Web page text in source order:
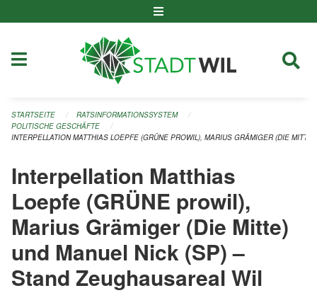
STARTSEITE
RATSINFORMATIONSSYSTEM
POLITISCHE GESCHÄFTE
INTERPELLATION MATTHIAS LOEPFE (GRÜNE PROWIL), MARIUS GRÄMIGER (DIE
Interpellation Matthias
Loepfe (GRÜNE prowil),
Marius Grämiger (Die Mitte)
und Manuel Nick (SP) –
Stand Zeughausareal Wil